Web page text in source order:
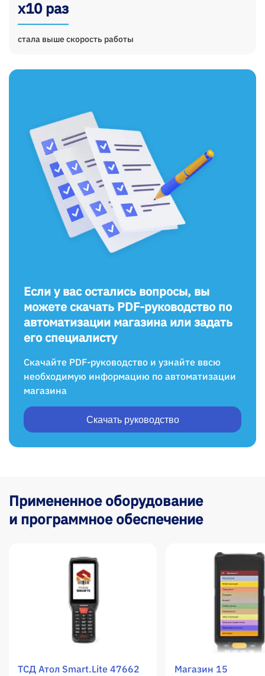
х10 раз
стала выше скорость работы
Если у вас остались вопросы, вы
можете скачать PDF-руководство по
автоматизации магазина или задать
его специалисту
Скачайте PDF-руководство и узнайте ввсю
необходимую информацию по автоматизации
магазина
Скачать руководство
Примененное оборудование
и программное обеспечение
ТСД Атол Smart.Lite 47662 Магазин 15